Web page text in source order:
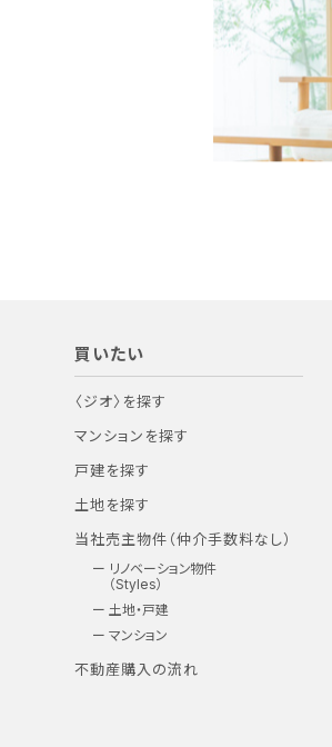
買いたい
〈ジオ〉を探す
マンションを探す
戸建を探す
土地を探す
当社売主物件（仲介手数料なし）
リノベーション物件
（Styles）
土地・戸建
マンション
不動産購入の流れ